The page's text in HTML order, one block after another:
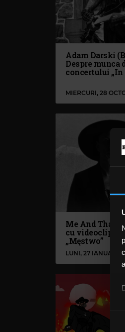
Adam Darski
Despre munca
concertului „In
MIERCURI, 28
Me And That
cu videoclipul
„Męstwo”
LUNI, 27 IANUARIE